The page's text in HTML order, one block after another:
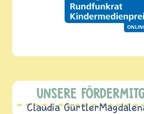
UNSERE
Claudia Gürtler